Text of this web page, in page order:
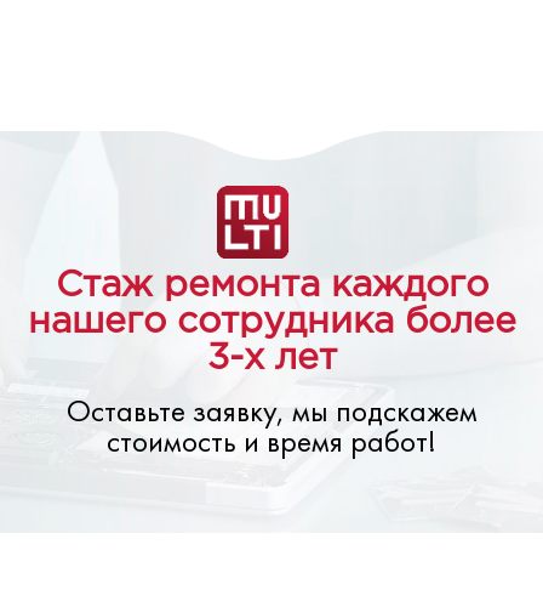
Стаж ремонта каждого
нашего сотрудника более
3-х лет
Оставьте заявку, мы подскажем
стоимость и время работ!